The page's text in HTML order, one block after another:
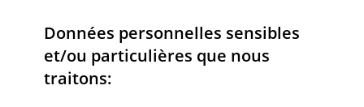
Données personnelles sensibles
et/ou particulières que nous
traitons: